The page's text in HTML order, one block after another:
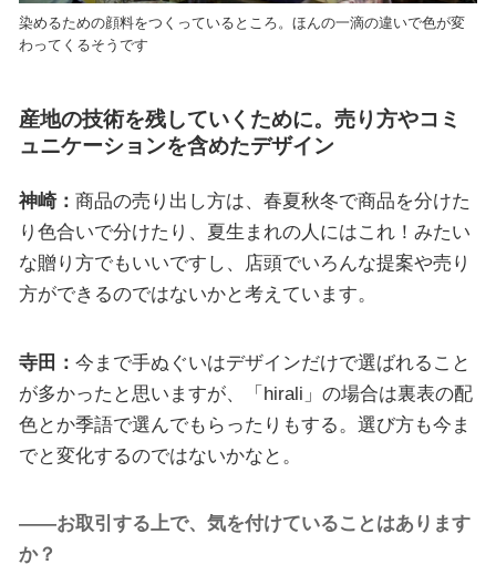
染めるための顔料をつくっているところ。ほんの一滴の違いで色が変
わってくるそうです
産地の技術を残していくために。売り方やコミ
ュニケーションを含めたデザイン
神崎： 商品の売り出し方は、春夏秋冬で商品を分けた
り色合いで分けたり、夏生まれの人にはこれ！みたい
な贈り方でもいいですし、店頭でいろんな提案や売り
方ができるのではないかと考えています。
寺田： 今まで手ぬぐいはデザインだけで選ばれること
が多かったと思いますが、「hirali」の場合は裏表の配
色とか季語で選んでもらったりもする。選び方も今ま
でと変化するのではないかなと。
――お取引する上で、気を付けていることはあります
か？